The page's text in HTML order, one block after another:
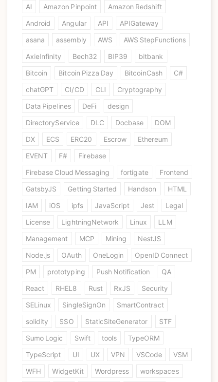
AI Amazon Pinpoint
Amazon Redshift
Android
Angular API
APIGateway
asana
assembly AWS
AWS StepFunctions
AxieInfinity
Bech32 BIP39
bitbank
Bitcoin
Bitcoin Pizza Day BitcoinCash
C#
chatGPT
CI/CD CLI
Cryptography
Data Pipelines
DeFi
design
DirectoryService
DLC Docbase
DOM
DX
ECS ERC20 Escrow
Ethereum
EVENT
F#
Firebase
Firebase Cloud Messaging
fortigate
Frontend
GatsbyJS
Getting Started Handson
HTML
IAM
iOS ipfs JavaScript Jest
Legal
License
LightningNetwork Linux
LLM
Management
MCP Mining
NestJS
Node.js
OAuth OneLogin
OpenID Connect
PM
prototyping Push Notification
QA
React
RHEL8 Rust RxJS
Security
SELinux
SingleSignOn
SmartContract
solidity
SSO StaticSiteGenerator
STF
Sumo Logic
Swift tools
TypeORM
TypeScript
UI UX VPN VSCode
VSM
WFH
WidgetKit Wordpress
workspaces